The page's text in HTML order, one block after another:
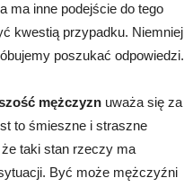
ma inne podejście do tego
kwestią przypadku. Niemniej
poszukać odpowiedzi.
mężczyzn uważa się za
to śmieszne i straszne
taki stan rzeczy ma
Być może mężczyźni